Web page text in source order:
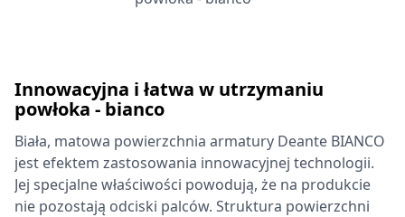
Innowacyjna i łatwa w utrzymaniu
powłoka - bianco
Biała, matowa powierzchnia armatury Deante BIANCO
jest efektem zastosowania innowacyjnej technologii.
Jej specjalne właściwości powodują, że na produkcie
nie pozostają odciski palców. Struktura powierzchni